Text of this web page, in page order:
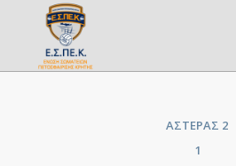
ΑΣΤΕΡΑΣ 2
1